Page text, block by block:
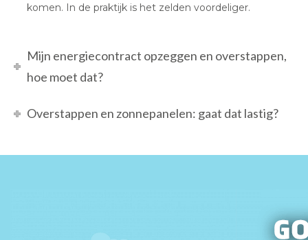
komen. In de praktijk is het zelden voordeliger.
Mijn energiecontract opzeggen en overstappen,
hoe moet dat?
Overstappen en zonnepanelen: gaat dat lastig?